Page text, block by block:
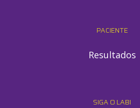
PACIENTE
Resultados
SIGA O LABI